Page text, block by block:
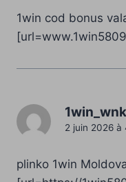
1win cod bonus
2 juin 2026 à
plinko 1win